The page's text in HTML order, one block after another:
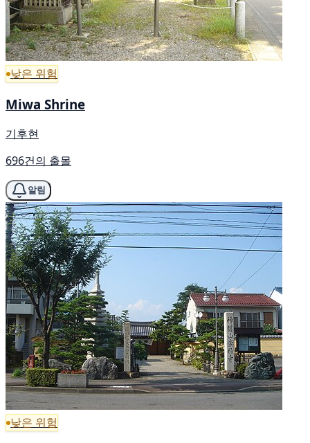
낮은 위험
Miwa Shrine
기후현
696건의 출몰
알림
낮은 위험